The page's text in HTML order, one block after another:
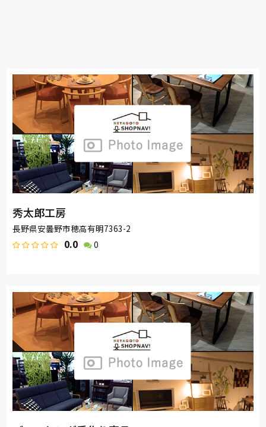
秀太郎工房
長野県安曇野市穂高有明7363-2
0.0 0